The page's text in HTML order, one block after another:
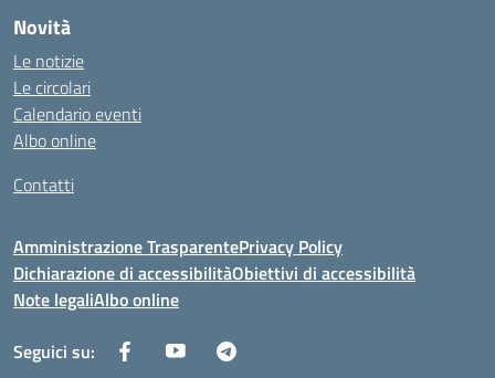
Novità
Le notizie
Le circolari
Calendario eventi
Albo online
Contatti
Amministrazione TrasparentePrivacy Policy
Dichiarazione di accessibilitàObiettivi di accessibilità
Note legaliAlbo online
Seguici su: